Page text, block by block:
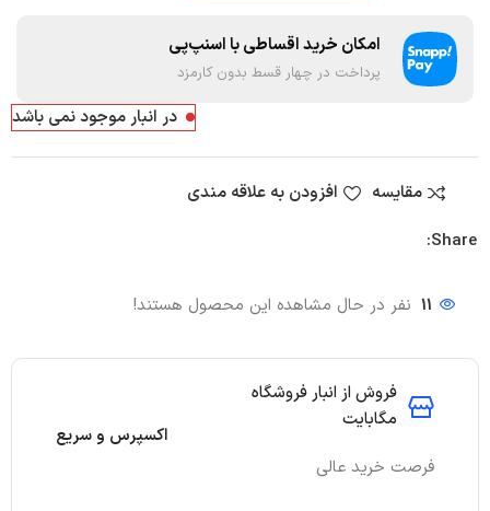
امکان خرید اقساطی با اسنپ‌پی
پرداخت در چهار قسط بدون کارمزد
در انبار موجود نمی باشد
مقایسه
افزودن به علاقه مندی
Share:
11 نفر در حال مشاهده این محصول هستند!
فروش از انبار فروشگاه
مگابایت
فرصت خرید عالی
اکسپرس و سریع